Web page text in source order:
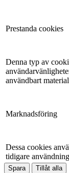
Prestanda cookies
Denna typ av
användbart
Marknadsföring
Dessa cookies
tidigare
Spara Tillåt alla